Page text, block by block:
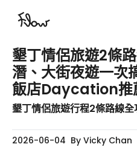
墾丁情侶旅遊2條
潛、大街夜遊一次
飯店Daycation推
墾丁情侶旅遊行程2條路線全
2026-06-04 By Vicky Chan